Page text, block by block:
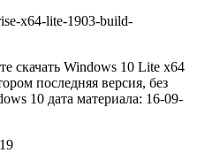
x64-lite-1903-build-
скачать Windows 10 Lite x64
последняя версия, без
10 дата материала: 16-09-